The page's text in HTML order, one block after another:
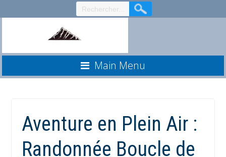
au
Main Menu
Aventure en Plein Air :
Randonnée Boucle de